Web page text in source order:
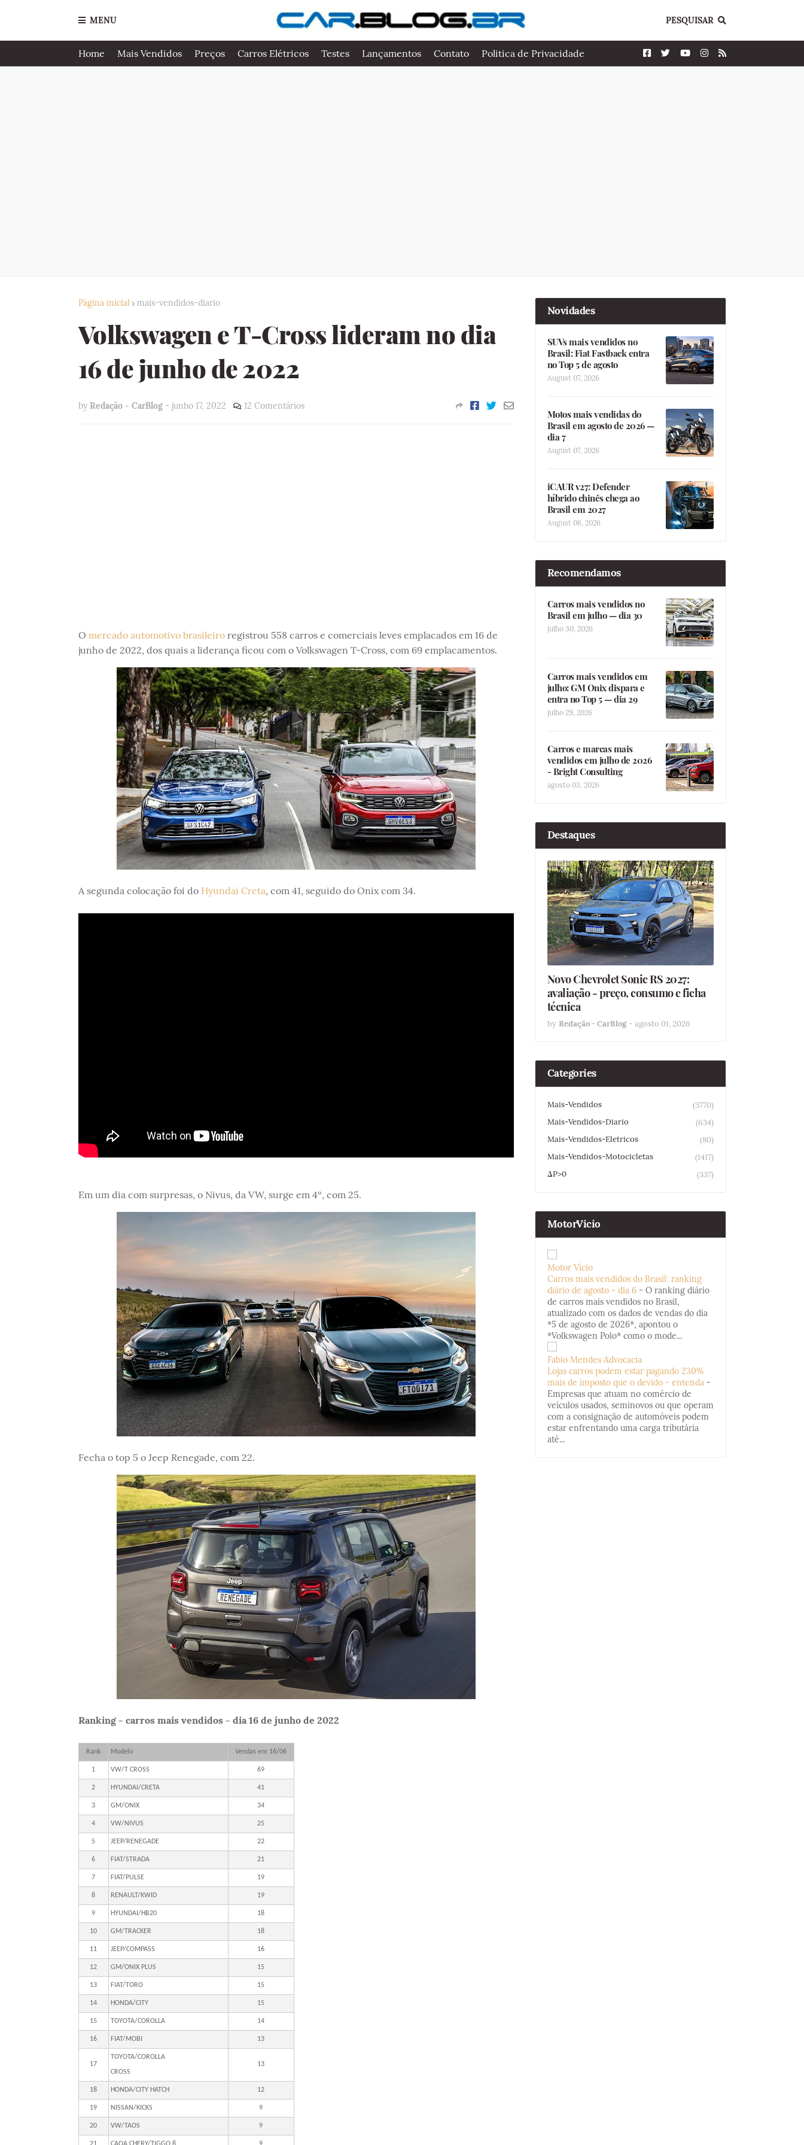
MENU PESQUISAR
Home Mais Vendidos Preços Carros Elétricos Testes Lançamentos Contato Politica de Privacidade
Página inicial mais-vendidos-diario
Volkswagen e T-Cross lideram no dia
16 de junho de 2022
by Redação - CarBlog - junho 17, 2022 12 Comentários
O mercado automotivo brasileiroregistrou 558 carros e comerciais leves emplacados em 16 de
junho de 2022, dos quais a liderança ficou com o Volkswagen T-Cross, com 69 emplacamentos.
A segunda colocação foi do Hyundai Creta, com 41, seguido do Onix com 34.
Em um dia com surpresas, o Nivus, da VW, surge em 4º, com 25.
Fecha o top 5 o Jeep Renegade, com 22.
Ranking - carros mais vendidos - dia 16 de junho de 2022
Rank Modelo Vendas em 16/06
1 VW/T CROSS 69
2 HYUNDAI/CRETA 41
3 GM/ONIX 34
4 VW/NIVUS 25
5 JEEP/RENEGADE 22
6 FIAT/STRADA 21
7 FIAT/PULSE 19
8 RENAULT/KWID 19
9 HYUNDAI/HB20 18
10 GM/TRACKER 18
11 JEEP/COMPASS 16
12 GM/ONIX PLUS 15
13 FIAT/TORO 15
14 HONDA/CITY 15
15 TOYOTA/COROLLA 14
16 FIAT/MOBI 13
17
TOYOTA/COROLLA
CROSS
13
18 HONDA/CITY HATCH 12
19 NISSAN/KICKS 9
20 VW/TAOS 9
Novidades
SUVs mais vendidos no
Brasil: Fiat Fastback entra
no Top 5 de agosto
August 07, 2026
Motos mais vendidas do
Brasil em agosto de 2026 —
dia 7
August 07, 2026
iCAUR v27: Defender
híbrido chinês chega ao
Brasil em 2027
August 06, 2026
Recomendamos
Carros mais vendidos no
Brasil em julho — dia 30
julho 30, 2026
Carros mais vendidos em
julho: GM Onix dispara e
entra no Top 5 — dia 29
julho 29, 2026
Carros e marcas mais
vendidos em julho de 2026
- Bright Consulting
agosto 03, 2026
Destaques
Novo Chevrolet Sonic RS 2027:
avaliação - preço, consumo e ficha
técnica
by Redação - CarBlog - agosto 01, 2026
Categories
Mais-Vendidos
(3770)
Mais-Vendidos-Diario
(634)
Mais-Vendidos-Eletricos
(80)
Mais-Vendidos-Motocicletas
(1417)
ΔP>0
(337)
MotorVicio
Motor Vício
Carros mais vendidos do Brasil: ranking
diário de agosto - dia 6 - O ranking diário
de carros mais vendidos no Brasil,
atualizado com os dados de vendas do dia
*5 de agosto de 2026*, apontou o
*Volkswagen Polo* como o mode...
Fabio Mendes Advocacia
Lojas carros podem estar pagando 230%
mais de imposto que o devido - entenda -
Empresas que atuam no comércio de
veículos usados, seminovos ou que operam
com a consignação de automóveis podem
estar enfrentando uma carga tributária
até...